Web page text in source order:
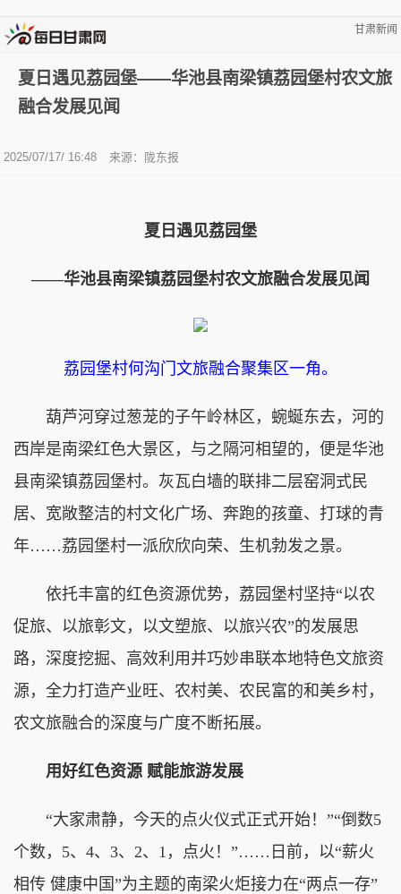
甘肃新闻
夏日遇见荔园堡——华池县南梁镇荔园堡村农文旅
融合发展见闻
2025/07/17/ 16:48 来源：陇东报
夏日遇见荔园堡
——华池县南梁镇荔园堡村农文旅融合发展见闻
荔园堡村何沟门文旅融合聚集区一角。
葫芦河穿过葱茏的子午岭林区，蜿蜒东去，河的
西岸是南梁红色大景区，与之隔河相望的，便是华池
县南梁镇荔园堡村。灰瓦白墙的联排二层窑洞式民
居、宽敞整洁的村文化广场、奔跑的孩童、打球的青
年……荔园堡村一派欣欣向荣、生机勃发之景。
依托丰富的红色资源优势，荔园堡村坚持“以农
促旅、以旅彰文，以文塑旅、以旅兴农”的发展思
路，深度挖掘、高效利用并巧妙串联本地特色文旅资
源，全力打造产业旺、农村美、农民富的和美乡村，
农文旅融合的深度与广度不断拓展。
用好红色资源 赋能旅游发展
“大家肃静，今天的点火仪式正式开始！”“倒数5
个数，5、4、3、2、1，点火！”……日前，以“薪火
相传 健康中国”为主题的南梁火炬接力在“两点一存”